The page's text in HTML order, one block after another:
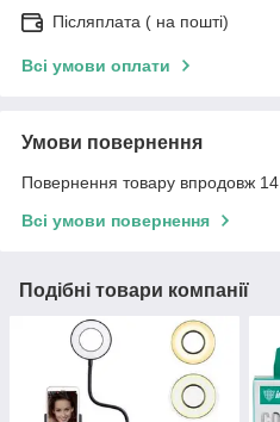
Післяплата ( на пошті)
Всі умови оплати
Умови повернення
Повернення товару впродовж 14
Всі умови повернення
Подібні товари компанії